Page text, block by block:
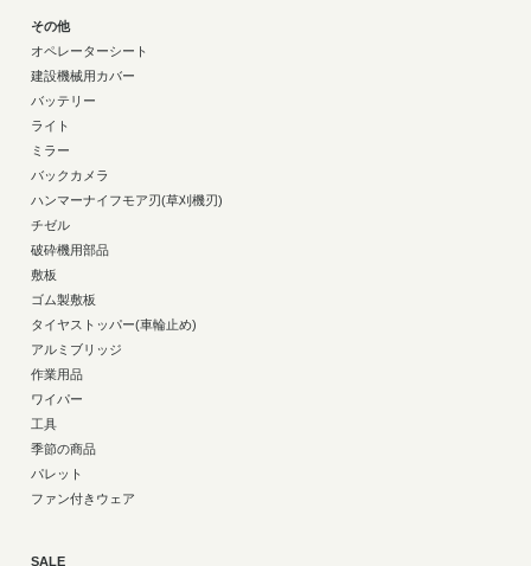
その他
オペレーターシート
建設機械用カバー
バッテリー
ライト
ミラー
バックカメラ
ハンマーナイフモア刃(草刈機刃)
チゼル
破砕機用部品
敷板
ゴム製敷板
タイヤストッパー(車輪止め)
アルミブリッジ
作業用品
ワイパー
工具
季節の商品
パレット
ファン付きウェア
SALE